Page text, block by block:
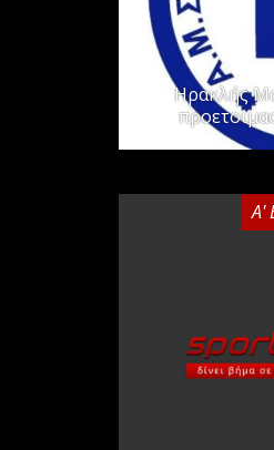
Ηρακλής
Α'